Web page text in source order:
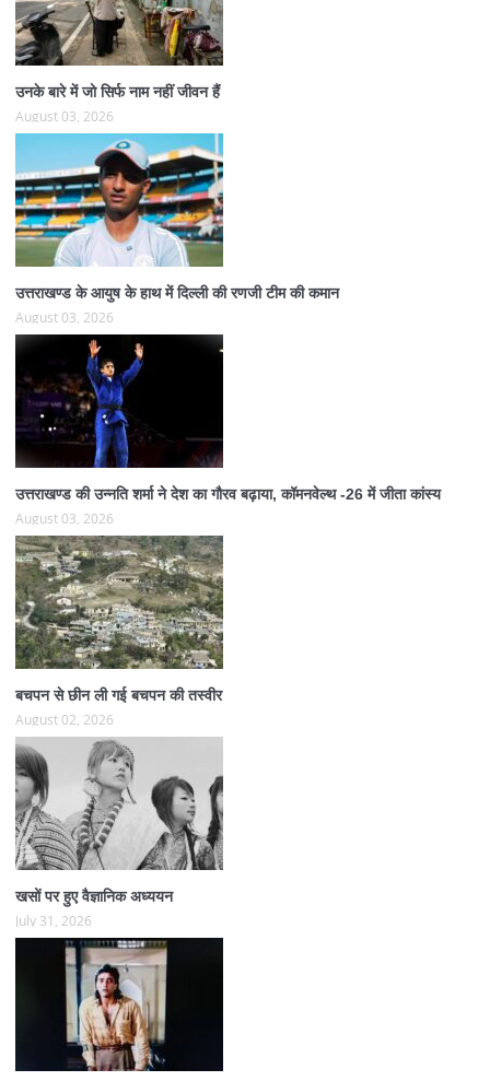
उनके बारे में जो सिर्फ नाम नहीं जीवन हैं
August 03, 2026
उत्तराखण्ड के आयुष के हाथ में दिल्ली की रणजी टीम की कमान
August 03, 2026
उत्तराखण्ड की उन्नति शर्मा ने देश का गौरव बढ़ाया, कॉमनवेल्थ -26 में जीता कांस्य
August 03, 2026
बचपन से छीन ली गई बचपन की तस्वीर
August 02, 2026
खसों पर हुए वैज्ञानिक अध्ययन
July 31, 2026